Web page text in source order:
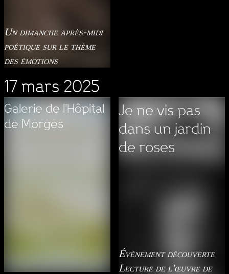
Un dimanche après-midi
poétique sur le thème
des émotions
17 mars 2025
Galerie de l'Hôpital
de Morges
Je ne vis pas
dans un jardin
de roses
Événement découverte
Lecture de l'œuvre de